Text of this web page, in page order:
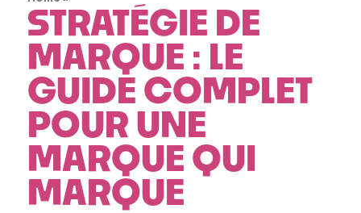
STRATÉGIE DE
MARQUE : LE
GUIDE COMPLET
POUR UNE
MARQUE QUI
MARQUE